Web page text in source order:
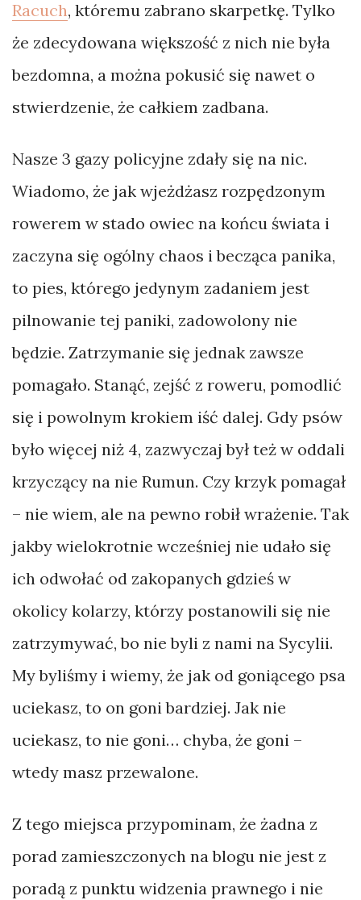
Racuch, któremu zabrano skarpetkę. Tylko
że zdecydowana większość z nich nie była
bezdomna, a można pokusić się nawet o
stwierdzenie, że całkiem zadbana.
Nasze 3 gazy policyjne zdały się na nic.
Wiadomo, że jak wjeżdżasz rozpędzonym
rowerem w stado owiec na końcu świata i
zaczyna się ogólny chaos i becząca panika,
to pies, którego jedynym zadaniem jest
pilnowanie tej paniki, zadowolony nie
będzie. Zatrzymanie się jednak zawsze
pomagało. Stanąć, zejść z roweru, pomodlić
się i powolnym krokiem iść dalej. Gdy psów
było więcej niż 4, zazwyczaj był też w oddali
krzyczący na nie Rumun. Czy krzyk pomagał
– nie wiem, ale na pewno robił wrażenie. Tak
jakby wielokrotnie wcześniej nie udało się
ich odwołać od zakopanych gdzieś w
okolicy kolarzy, którzy postanowili się nie
zatrzymywać, bo nie byli z nami na Sycylii.
My byliśmy i wiemy, że jak od goniącego psa
uciekasz, to on goni bardziej. Jak nie
uciekasz, to nie goni… chyba, że goni –
wtedy masz przewalone.
Z tego miejsca przypominam, że żadna z
porad zamieszczonych na blogu nie jest z
poradą z punktu widzenia prawnego i nie